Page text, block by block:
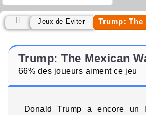
Jeux de Éviter Trump: The
Trump: The Mexican
66% des joueurs aiment ce jeu
Donald Trump a encore un